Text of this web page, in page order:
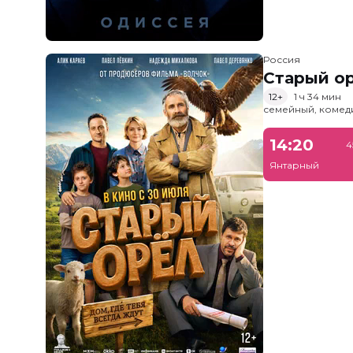
Россия
Старый
12+
1 ч 34 мин
семейный,
14:20
Янтарный